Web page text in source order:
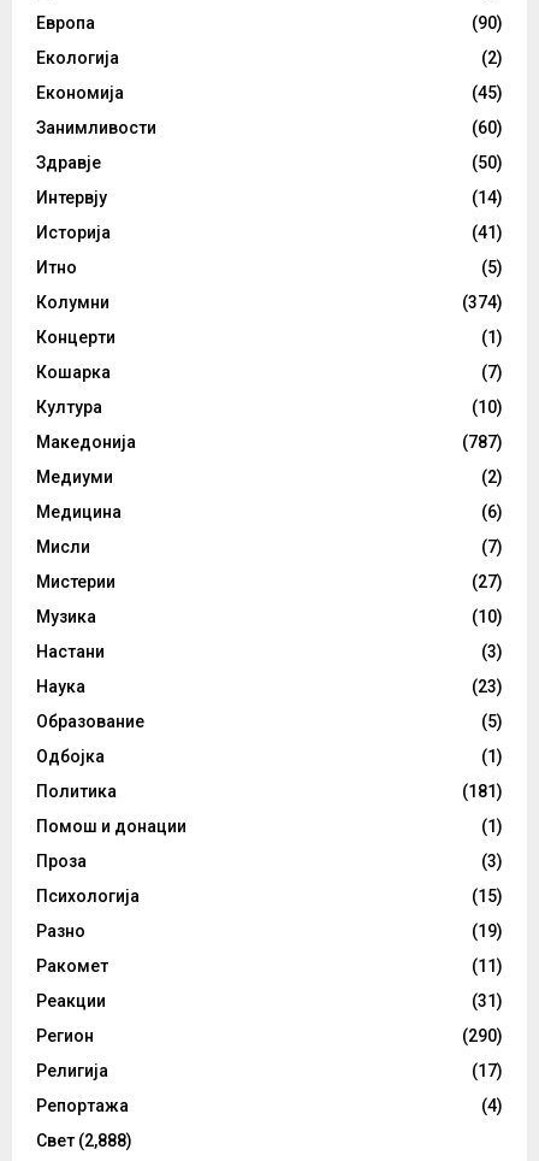
Европа
(90)
Екологија
(2)
Економија
(45)
Занимливости
(60)
Здравје
(50)
Интервју
(14)
Историја
(41)
Итно
(5)
Колумни
(374)
Концерти
(1)
Кошарка
(7)
Култура
(10)
Македонија
(787)
Медиуми
(2)
Медицина
(6)
Мисли
(7)
Мистерии
(27)
Музика
(10)
Настани
(3)
Наука
(23)
Образование
(5)
Одбојка
(1)
Политика
(181)
Помош и донации
(1)
Проза
(3)
Психологија
(15)
Разно
(19)
Ракомет
(11)
Реакции
(31)
Регион
(290)
Религија
(17)
Репортажа
(4)
Свет (2,888)